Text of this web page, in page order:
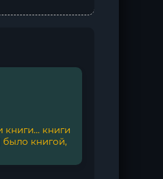
книги… книги
книгой,